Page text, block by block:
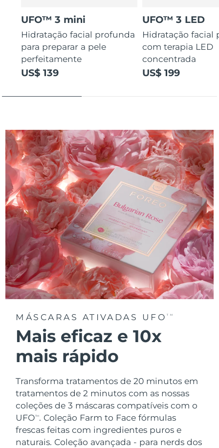
UFO™ 3 mini
Hidratação facial profunda
para preparar a pele
perfeitamente
US$ 139
UFO™ 3 LED
Hidratação facial
com terapia LED
concentrada
US$ 199
MÁSCARAS ATIVADAS UFOTM
Mais eficaz e 10x
mais rápido
Transforma tratamentos de 20 minutos em
tratamentos de 2 minutos com as nossas
coleções de 3 máscaras compatíveis com o
UFOTM. Coleção Farm to Face fórmulas
frescas feitas com ingredientes puros e
naturais. Coleção avançada - para nerds dos